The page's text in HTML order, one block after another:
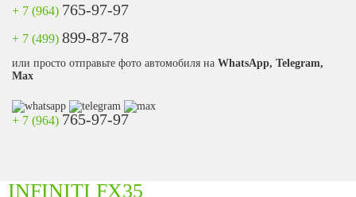
+ 7 (964) 765-97-97
+ 7 (499) 899-87-78
или просто отправьте фото автомобиля на WhatsApp, Telegram,
Max
+ 7 (964) 765-97-97
INFINITI FX35